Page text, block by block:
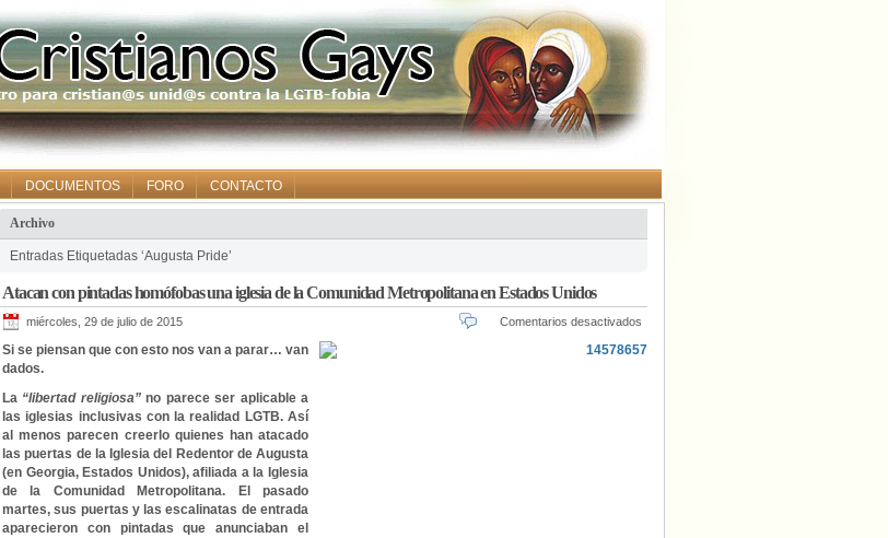
DOCUMENTOS FORO CONTACTO
Archivo
Entradas Etiquetadas ‘Augusta Pride’
Atacan con pintadas homófobas una iglesia de la Comunidad Metropolitana en Estados Unidos
miércoles, 29 de julio de 2015 Comentarios desactivados
Si se piensan que con esto nos van a parar… van
dados.
La “libertad religiosa”no parece ser aplicable a
las iglesias inclusivas con la realidad LGTB. Así
al menos parecen creerlo quienes han atacado
las puertas de la Iglesia del Redentor de Augusta
(en Georgia, Estados Unidos), afiliada a la Iglesia
de la Comunidad Metropolitana. El pasado
martes, sus puertas y las escalinatas de entrada
aparecieron con pintadas que anunciaban el